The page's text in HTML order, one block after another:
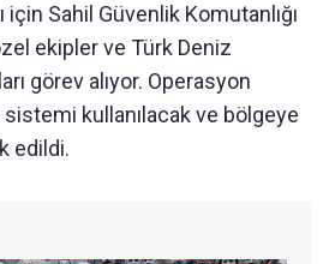
için Sahil Güvenlik Komutanlığı
ekipler ve Türk Deniz
görev alıyor. Operasyon
sistemi kullanılacak ve bölgeye
edildi.